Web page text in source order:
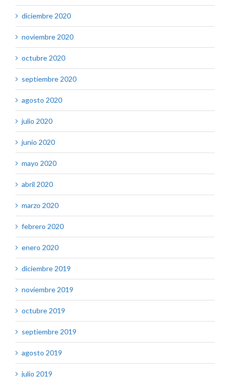
diciembre 2020
noviembre 2020
octubre 2020
septiembre 2020
agosto 2020
julio 2020
junio 2020
mayo 2020
abril 2020
marzo 2020
febrero 2020
enero 2020
diciembre 2019
noviembre 2019
octubre 2019
septiembre 2019
agosto 2019
julio 2019